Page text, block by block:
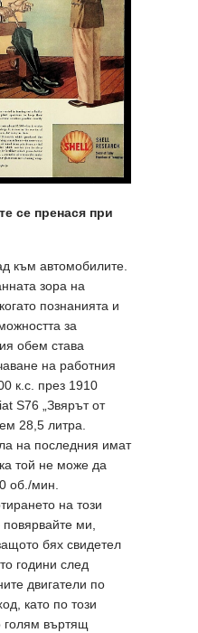
се пренася при
към автомобилите.
зора на
познанията и
за
обем става
на работния
к.с. през 1910
S76 „Звярът от
28,5 литра.
на последния имат
той не може да
об./мин.
на този
ми,
бях свидетел
години след
двигатели по
като по този
голям въртящ